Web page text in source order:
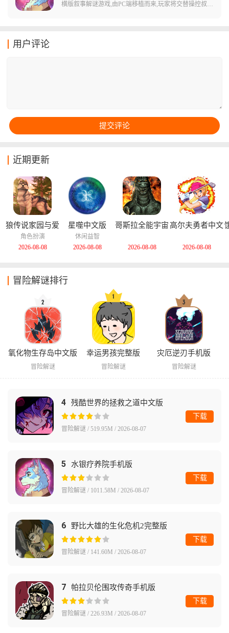
家,玩家可以获得经验和奖励升级角色和武器。游戏内融
横版叙事解谜游戏,由PC端移植而来,玩家将交替操控叔侄
用户评论
近期更新
狼传说家园与爱
心中文版
角色扮演
2026-08-08
星噬中文版
休闲益智
2026-08-08
哥斯拉全能宇宙
2026-08-08
高尔夫勇者中文
2026-08-08
冒险解谜排行
氧化物生存岛中文版
冒险解谜
幸运男孩完整版
冒险解谜
灾厄逆刃手机版
冒险解谜
4 残酷世界的拯救之道中文版
冒险解谜 / 519.95M / 2026-08-07
下载
5 水银疗养院手机版
冒险解谜 / 1011.58M / 2026-08-07
下载
6 野比大雄的生化危机2完整版
冒险解谜 / 141.60M / 2026-08-07
下载
7 帕拉贝伦围攻传奇手机版
冒险解谜 / 226.93M / 2026-08-07
下载